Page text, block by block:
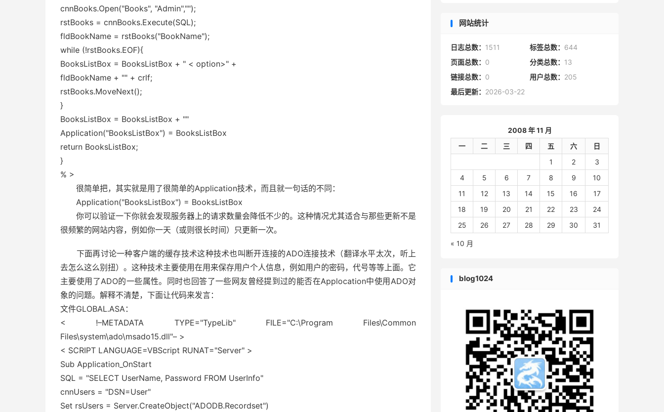
cnnBooks.Open("Books", "Admin","");
rstBooks = cnnBooks.Execute(SQL);
fldBookName = rstBooks("BookName");
while (!rstBooks.EOF){
BooksListBox = BooksListBox + " < option>" +
fldBookName + "" + crlf;
rstBooks.MoveNext();
}
BooksListBox = BooksListBox + ""
Application("BooksListBox") = BooksListBox
return BooksListBox;
}
% >
很简单把，其实就是用了很简单的Application技术，而且就一句话的不同：
Application("BooksListBox") = BooksListBox
你可以验证一下你就会发现服务器上的请求数量会降低不少的。这种情况尤其适合与那些更新不是
很频繁的网站内容，例如你一天（或则很长时间）只更新一次。
下面再讨论一种客户端的缓存技术这种技术也叫断开连接的ADO连接技术（翻译水平太次，听上
去怎么这么别扭）。这种技术主要使用在用来保存用户个人信息，例如用户的密码，代号等等上面。它
主要使用了ADO的一些属性。同时也回答了一些网友曾经提到过的能否在Applocation中使用ADO对
象的问题。解释不清楚，下面让代码来发言：
文件GLOBAL.ASA：
< !–METADATA TYPE="TypeLib" FILE="C:\Program Files\Common
Files\system\ado\msado15.dll"– >
< SCRIPT LANGUAGE=VBScript RUNAT="Server" >
Sub Application_OnStart
SQL = "SELECT UserName, Password FROM UserInfo"
cnnUsers = "DSN=User"
Set rsUsers = Server.CreateObject("ADODB.Recordset")
网站统计
日志总数： 1511 标签总数： 644
页面总数： 0 分类总数： 13
链接总数： 0 用户总数： 205
最后更新： 2026-03-22
2008 年 11 月
一
二 三 四 五 六
日
1
2
3
4
5 6 7 8 9
10
11
12 13 14 15 16
17
18
19 20 21 22 23
24
25
26 27 28 29 30 31
« 10 月
blog1024